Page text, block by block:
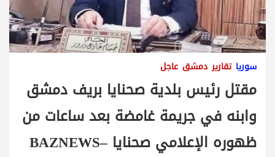
سوريا تقارير دمشق عاجل
مقتل رئيس بلدية صحنايا بريف دمشق
وابنه في جريمة غامضة بعد ساعات من
ظهوره الإعلامي صحنايا –BAZNEWS